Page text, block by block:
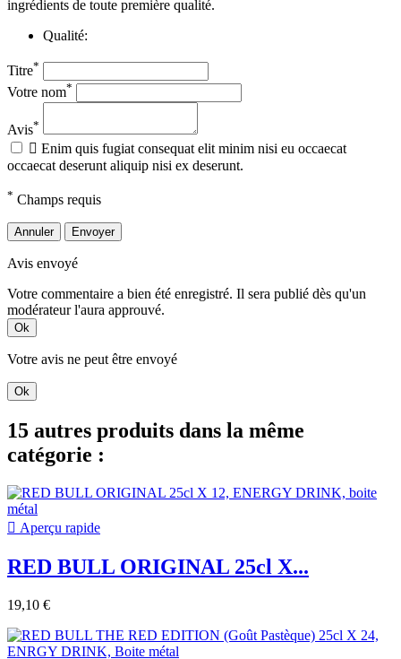
ingrédients de toute première qualité.
Qualité:
Titre*
Votre nom*
Avis*
 Enim quis fugiat consequat elit minim nisi eu occaecat
occaecat deserunt aliquip nisi ex deserunt.
* Champs requis
Annuler Envoyer
Avis envoyé
Votre commentaire a bien été enregistré. Il sera publié dès qu'un
modérateur l'aura approuvé.
Ok
Votre avis ne peut être envoyé
Ok
15 autres produits dans la même
catégorie :
 Aperçu rapide
RED BULL ORIGINAL 25cl X...
19,10 €